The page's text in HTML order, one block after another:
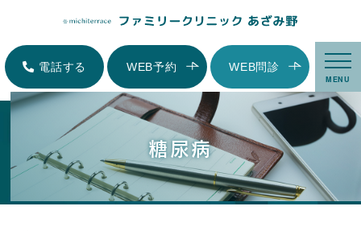
電話する WEB予約 WEB問診
MENU
糖尿病